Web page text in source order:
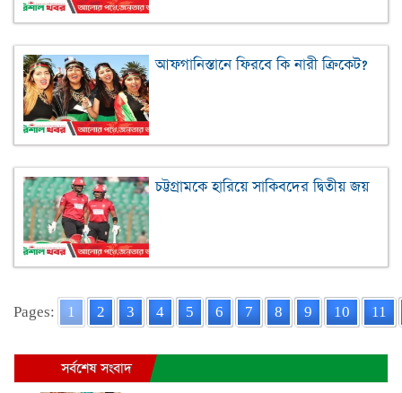
আফগানিস্তানে ফিরবে কি নারী ক্রিকেট?
চট্টগ্রামকে হারিয়ে সাকিবদের দ্বিতীয় জয়
Pages: 1 2 3 4 5 6 7 8 9 10 11
সর্বশেষ সংবাদ